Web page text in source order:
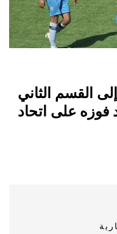
القسم الثاني
فوزه على اتحاد